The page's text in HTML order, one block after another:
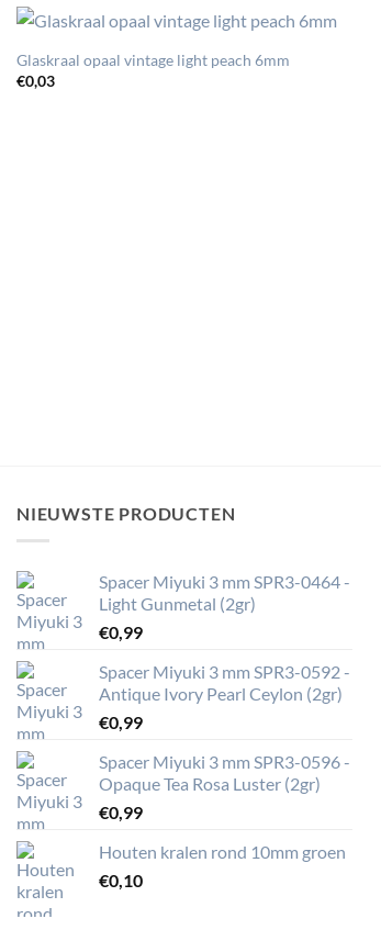
Glaskraal opaal vintage light peach 6mm
€0,03
NIEUWSTE PRODUCTEN
Spacer Miyuki 3 mm SPR3-0464 -
Light Gunmetal (2gr)
€0,99
Spacer Miyuki 3 mm SPR3-0592 -
Antique Ivory Pearl Ceylon (2gr)
€0,99
Spacer Miyuki 3 mm SPR3-0596 -
Opaque Tea Rosa Luster (2gr)
€0,99
Houten kralen rond 10mm groen
€0,10